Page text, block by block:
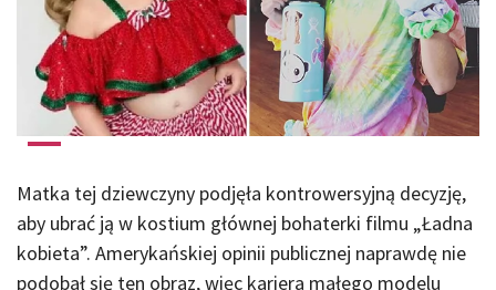
Matka tej dziewczyny podjęła kontrowersyjną decyzję,
aby ubrać ją w kostium głównej bohaterki filmu „Ładna
kobieta”. Amerykańskiej opinii publicznej naprawdę nie
podobał się ten obraz, więc kariera małego modelu